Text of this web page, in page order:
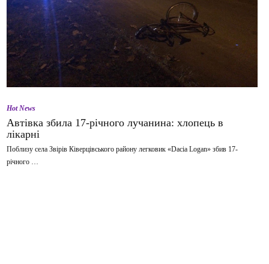
Hot News
Автівка збила 17-річного лучанина: хлопець в
лікарні
Поблизу села Звірів Ківерцівського району легковик «Dacia Logan» збив 17-
річного …